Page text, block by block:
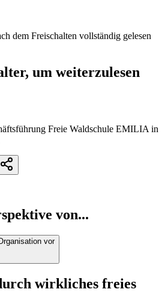
dem Freischalten vollständig gelesen
um weiterzulesen
Freie Waldschule EMILIA in
von...
vor
wirkliches freies